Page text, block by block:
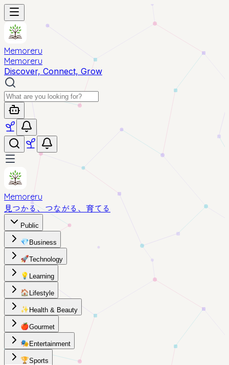
Memoreru
Memoreru
Discover, Connect, Grow
Memoreru
見つかる、つながる、育てる
Public
💎 Business
🚀Technology
💡 Learning
🏠 Lifestyle
✨ Health & Beauty
🍎Gourmet
🎭 Entertainment
🏆Sports